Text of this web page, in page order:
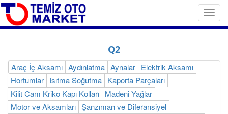
Q2
Araç İç Aksamı Aydınlatma Aynalar Elektrik Aksamı
Hortumlar Isıtma Soğutma Kaporta Parçaları
Kilit Cam Kriko Kapı Kolları Madeni Yağlar
Motor ve Aksamları Şanzıman ve Diferansiyel